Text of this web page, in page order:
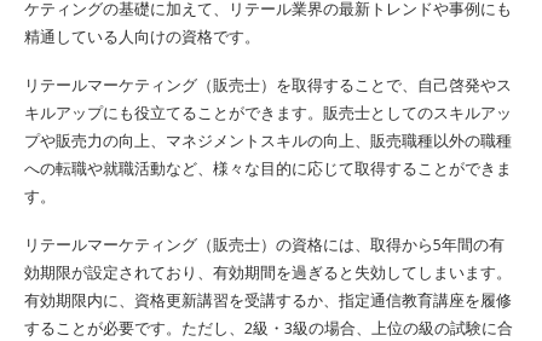
ケティングの基礎に加えて、リテール業界の最新トレンドや事例にも
精通している人向けの資格です。
リテールマーケティング（販売士）を取得することで、自己啓発やス
キルアップにも役立てることができます。販売士としてのスキルアッ
プや販売力の向上、マネジメントスキルの向上、販売職種以外の職種
への転職や就職活動など、様々な目的に応じて取得することができま
す。
リテールマーケティング（販売士）の資格には、取得から5年間の有
効期限が設定されており、有効期間を過ぎると失効してしまいます。
有効期限内に、資格更新講習を受講するか、指定通信教育講座を履修
することが必要です。ただし、2級・3級の場合、上位の級の試験に合